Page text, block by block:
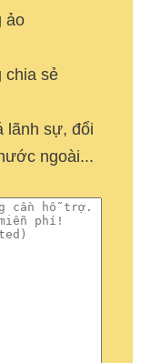
ảo
chia sẻ
lãnh sự, đổi
ngoài...